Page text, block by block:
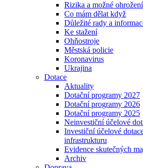
Rizika a možné ohrožení
Co mám dělat když
Důležité rady a
Ke stažení
Ohňostroje
Městská policie
Koronavirus
Ukrajina
Dotace
Aktuality
Dotační programy 2027
Dotační programy 2026
Dotační programy 2025
Neinvestiční účelové
Investiční účelové
infrastrukturu
Evidence skutečných
Archiv